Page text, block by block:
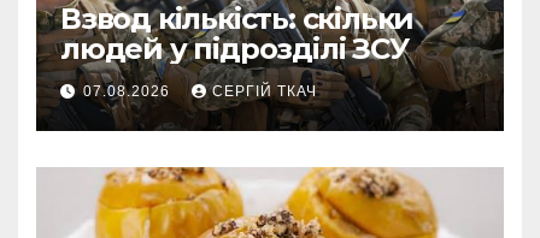
Взвод кількість: скільки
людей у підрозділі ЗСУ
07.08.2026 СЕРГІЙ ТКАЧ